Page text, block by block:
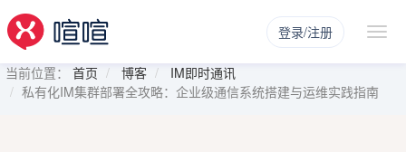
登录/注册
当前位置： 首页 博客
IM即时通讯
私有化IM集群部署全攻略：企业级通信系统搭建与运维实践指南